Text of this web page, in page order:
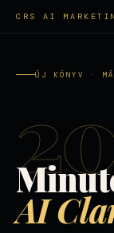
CRS AI
ÚJ KÖNYV ·
AI